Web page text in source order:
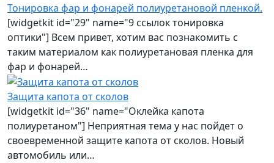
Тонировка фар и фонарей полиуретановой пленкой.
[widgetkit id="29" name="9 ссылок тонировка
оптики"] Всем привет, хотим вас познакомить с
таким материалом как полиуретановая пленка для
фар и фонарей…
Защита капота от сколов
[widgetkit id="36" name="Оклейка капота
полиуретаном"] Неприятная тема у нас пойдет о
своевременной защите капота от сколов. Новый
автомобиль или…